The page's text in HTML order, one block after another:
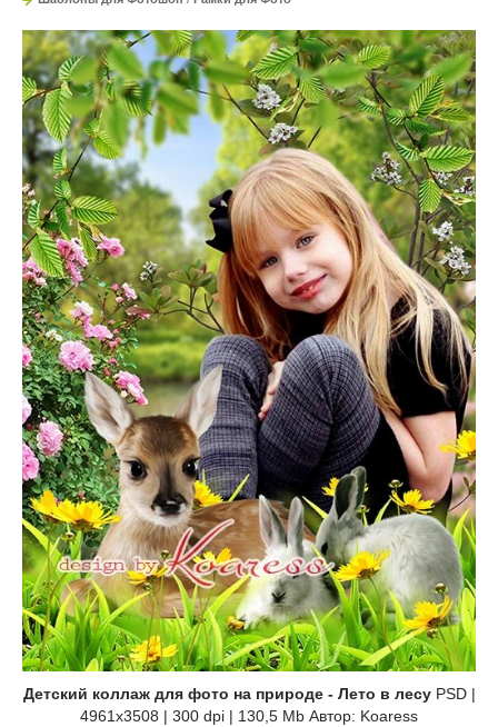
Детский коллаж для фото на природе - Лето в лесуPSD |
4961x3508 | 300 dpi | 130,5 Mb Автор: Koaress